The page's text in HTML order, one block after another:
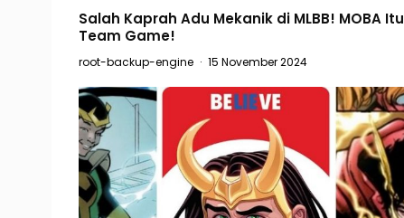
Salah Kaprah Adu Mekanik di MLBB! MOBA Itu
Team Game!
root-backup-engine · 15 November 2024